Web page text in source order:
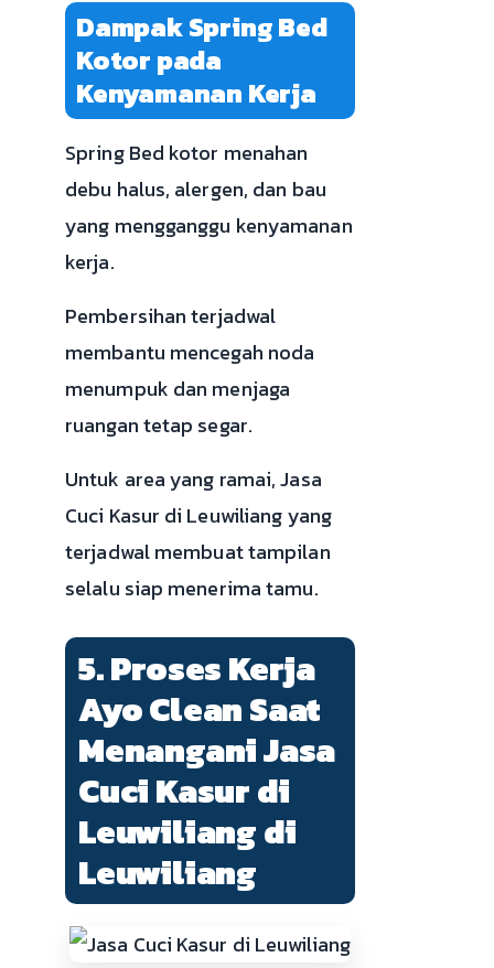
Dampak Spring Bed
Kotor pada
Kenyamanan Kerja
Spring Bed kotor menahan
debu halus, alergen, dan bau
yang mengganggu kenyamanan
kerja.
Pembersihan terjadwal
membantu mencegah noda
menumpuk dan menjaga
ruangan tetap segar.
Untuk area yang ramai, Jasa
Cuci Kasur di Leuwiliang yang
terjadwal membuat tampilan
selalu siap menerima tamu.
5. Proses Kerja
Ayo Clean Saat
Menangani Jasa
Cuci Kasur di
Leuwiliang di
Leuwiliang